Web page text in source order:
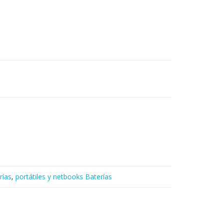
, portátiles y netbooks Baterías